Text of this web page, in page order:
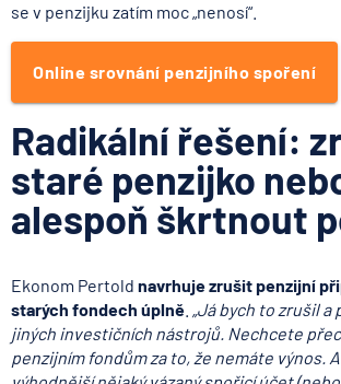
se v penzijku zatím moc „nenosí“.
Online srovnání penzijního spoření
Radikální řešení:
staré penzijko
alespoň škrtnout
Ekonom Pertold navrhuje zrušit penzijní
starých fondech úplně „Já bych to zrušil
jiných investičních nástrojů. Nechcete
penzijním fondům za to, že nemáte výnos.